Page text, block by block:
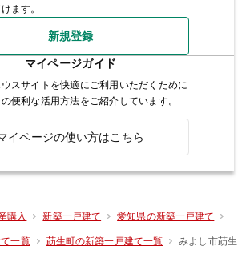
ます。
新規登録
マイページガイド
スサイトを快適にご利用いただくために
便利な活用方法をご紹介しています。
イページの使い方はこちら
購入 新築一戸建て 愛知県の新築一戸建て
一覧 莇生町の新築一戸建て一覧 みよし市莇生